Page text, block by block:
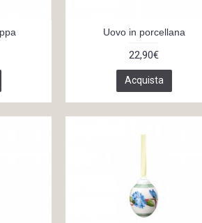
Uovo in porcellana
22,90€
Acquista